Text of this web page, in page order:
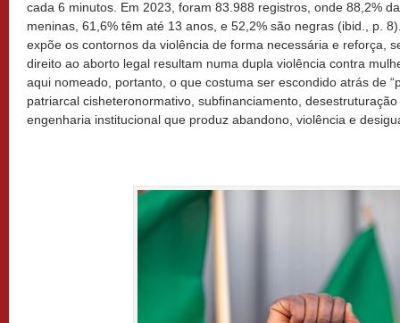
cada 6 minutos. Em 2023, foram 83.988 registros, onde 88,2%
meninas, 61,6% têm até 13 anos, e 52,2% são negras (ibid., p.
expõe os contornos da violência de forma necessária e reforça,
direito ao aborto legal resultam numa dupla violência contra
aqui nomeado, portanto, o que costuma ser escondido atrás de
patriarcal cisheteronormativo, subfinanciamento,
engenharia institucional que produz abandono, violência e